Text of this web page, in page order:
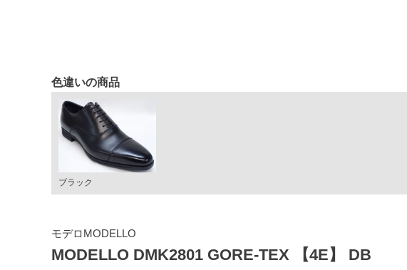
色違いの商品
ブラック
モデロMODELLO
MODELLO DMK2801 GORE-TEX 【4E】 DB